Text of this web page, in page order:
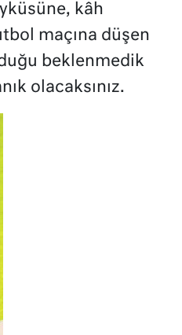
kâh
maçına düşen
beklenmedik
olacaksınız.